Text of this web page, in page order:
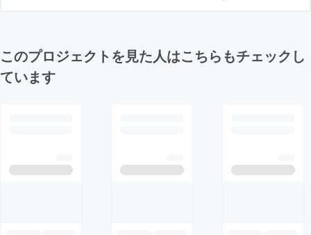
このプロジェクトを見た人はこちらもチェックし
ています